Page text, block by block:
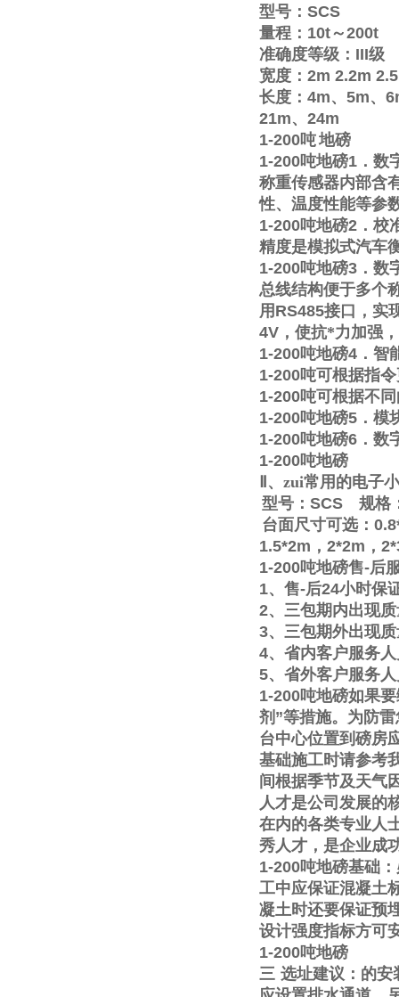
型号： SCS
量程： 10t～200t
准确度等级： III级
宽度： 2m 2.2m
长度： 4m、 5m、
21m、 24m
1-200吨地磅
1-200吨地磅1 ．数
称重传感器内部含
性、温度性能等参
1-200吨地磅2 ．
精度是模拟式汽车
1-200吨地磅3 ．数
总线结构便于多个
用 RS485接口，实
4V ，使抗*力加强
1-200吨地磅4 ．智
1-200吨可根据指
1-200吨可根据不
1-200吨地磅5 ．模
1-200吨地磅6 ．
1-200吨地磅
、zui常用的电子
型号： SCS
规格
台面尺寸可选：
1.5*2m ， 2*2m ，
1-200吨地磅售-后
1、售-后24小时保
2、三包期内出现
3、三包期外出现
4、省内客户服务
5、省外客户服务
1-200吨地磅如果
剂 ”等措施。为防
台中心位置到磅房
基础施工时请参考
间根据季节及天气
人才是公司发展的
在内的各类专业人
秀人才，是企业成
1-200吨地磅基础
工中应保证混凝土
凝土时还要保证预
设计强度指标方可
1-200吨地磅
三 选址建议：的安